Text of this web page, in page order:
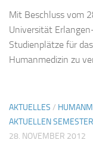
Mit Beschluss vom
Universität
Studienplätze für
Humanmedizin zu
AKTUELLES /
AKTUELLEN SEMESTER
28. NOVEMBER 2012